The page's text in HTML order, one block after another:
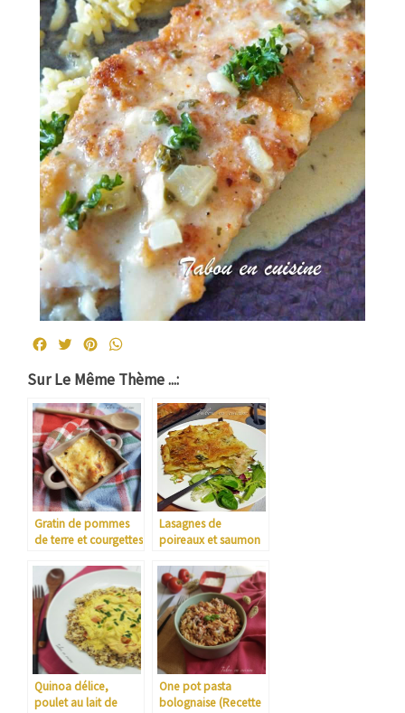
FacebookTwitterPinterest
Sur Le Même Thème ...:
Gratin de pommes
de terre et courgettes
Lasagnes de
poireaux et saumon
Quinoa délice,
poulet au lait de
One pot pasta
bolognaise (Recette